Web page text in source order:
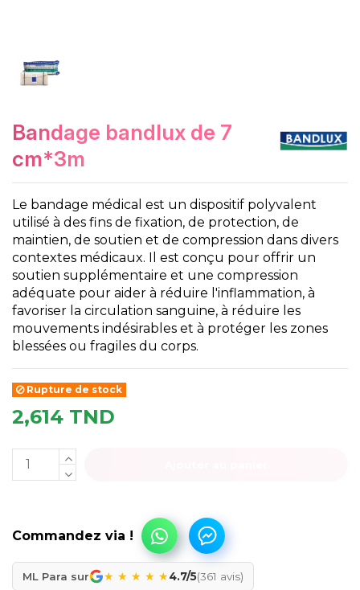
bandage bandlux de 7
cm*3m
Le bandage médical est un dispositif polyvalent
utilisé à des fins de fixation, de protection, de
maintien, de soutien et de compression dans divers
contextes médicaux. Il est conçu pour offrir un
soutien supplémentaire et une compression
adéquate pour aider à réduire l'inflammation, à
favoriser la circulation sanguine, à réduire les
mouvements indésirables et à protéger les zones
blessées ou fragiles du corps.
Rupture de stock
2,614 TND
ML Para sur ★ ★ ★ ★ ★4.7/5(361 avis)